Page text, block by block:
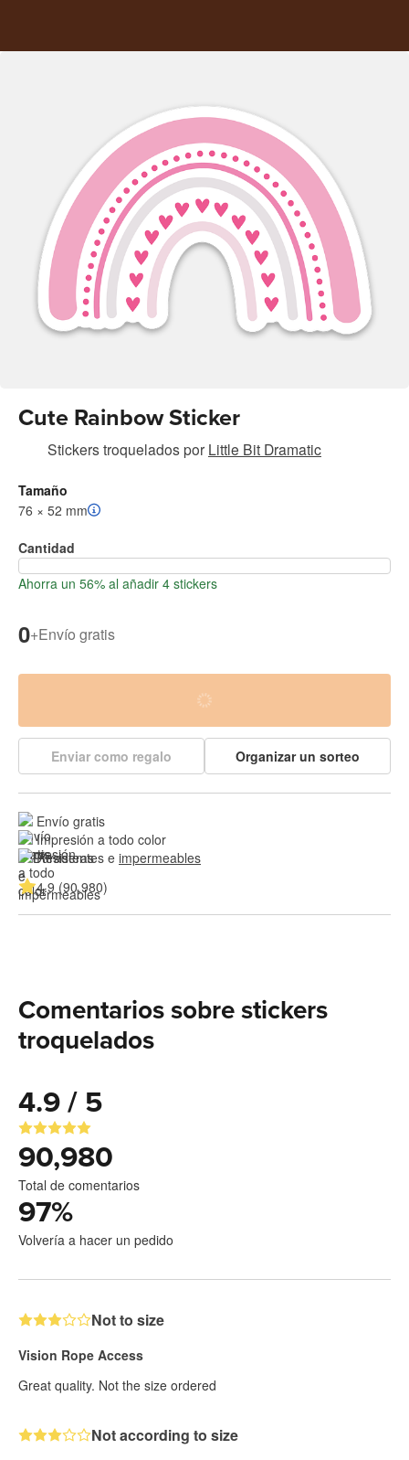
Cute Rainbow Sticker
Stickers troqueladospor Little Bit Dramatic
Tamaño
76 × 52 mm
Cantidad
Ahorra un 56% al añadir 4 stickers
0+Envío gratis
Enviar como regalo Organizar un sorteo
Envío gratis
Impresión a todo color
Resistentes e impermeables
4.9 (90,980)
Comentarios sobre stickers
troquelados
4.9 / 5
90,980
Total de comentarios
97%
Volvería a hacer un pedido
Not to size
Vision Rope Access
Great quality. Not the size ordered
Not according to size